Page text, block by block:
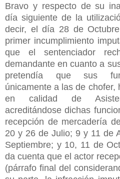
Bravo y respecto de su
día siguiente de la
decir, el día 28 de
primer incumplimiento
que el sentenciador
demandante en cuanto a
pretendía que sus
únicamente a las de chofer,
en calidad de
acreditándose dichas
recepción de mercadería
20 y 26 de Julio; 9 y 11 de
Septiembre; y 10, 11 de
da cuenta que el actor
(párrafo final del